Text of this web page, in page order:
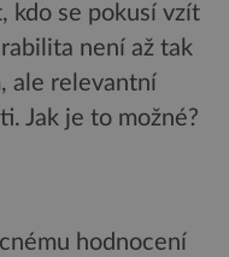
kdo se pokusí vzít
není až tak
ale relevantní
Jak je to možné?
hodnocení